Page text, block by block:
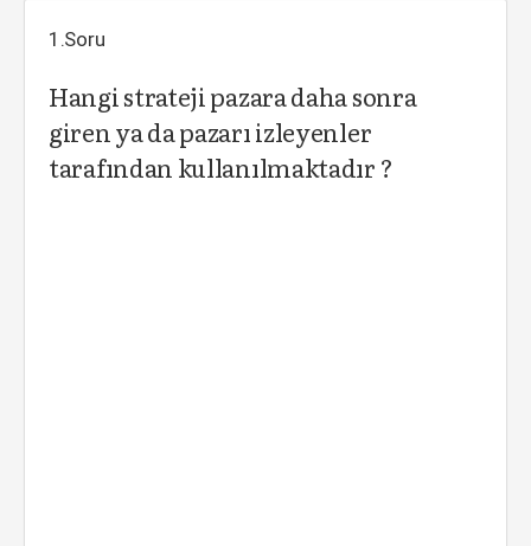
1.Soru
Hangi strateji pazara daha sonra
giren ya da pazarı izleyenler
tarafından kullanılmaktadır ?